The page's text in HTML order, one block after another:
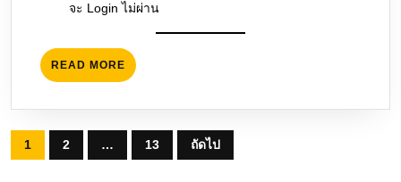
จะ Login ไม่ผ่าน
READ MORE READ
MORE
Posts
pagination
1 2 … 13 ถัดไป